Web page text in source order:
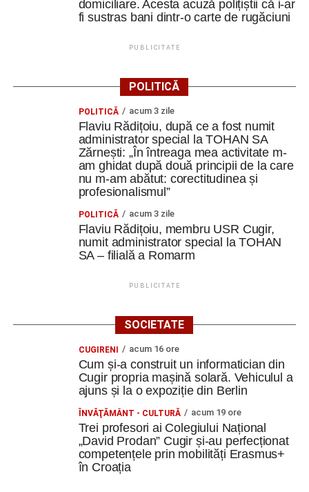
domiciliare. Acesta acuză polițiștii că i-ar
fi sustras bani dintr-o carte de rugăciuni
PUBLICITATE
POLITICĂ
POLITICĂ acum 3 zile
Flaviu Rădițoiu, după ce a fost numit
administrator special la TOHAN SA
Zărnești: „În întreaga mea activitate m-
am ghidat după două principii de la care
nu m-am abătut: corectitudinea și
profesionalismul”
POLITICĂ acum 3 zile
Flaviu Rădițoiu, membru USR Cugir,
numit administrator special la TOHAN
SA – filială a Romarm
PUBLICITATE
SOCIETATE
CUGIRENI acum 16 ore
Cum și-a construit un informatician din
Cugir propria mașină solară. Vehiculul a
ajuns și la o expoziție din Berlin
ÎNVĂŢĂMÂNT - CULTURĂ acum 19 ore
Trei profesori ai Colegiului Național
„David Prodan” Cugir și-au perfecționat
competențele prin mobilități Erasmus+
în Croația